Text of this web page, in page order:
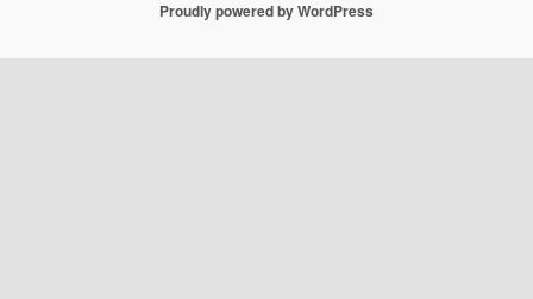
Proudly powered by WordPress